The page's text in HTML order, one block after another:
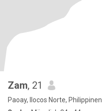
Zam, 21
Paoay, Ilocos Norte, Philippinen